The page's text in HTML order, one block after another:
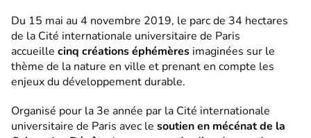
Du 15 mai au 4 novembre 2019, le parc de 34 hectares
de la Cité internationale universitaire de Paris
accueille cinq créations éphémères imaginées sur le
thème de la nature en ville et prenant en compte les
enjeux du développement durable.
Organisé pour la 3e année par la Cité internationale
universitaire de Paris avec le soutien en mécénat de la